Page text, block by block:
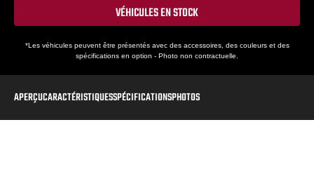
VÉHICULES EN STOCK
*Les véhicules peuvent être présentés avec des accessoires, des couleurs et des
spécifications en option - Photo non contractuelle.
APERÇUCARACTÉRISTIQUESSPÉCIFICATIONSPHOTOS